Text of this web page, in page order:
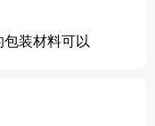
装材料可以